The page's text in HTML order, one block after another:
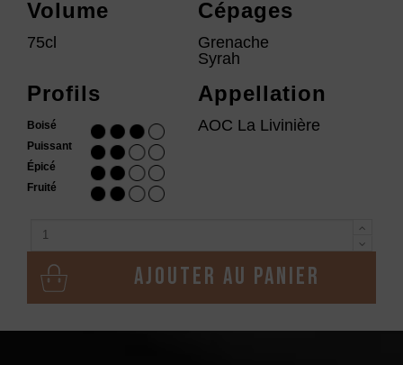
Volume
75cl
Cépages
Grenache
Syrah
Profils
Boisé
Puissant
Épicé
Fruité
Appellation
AOC La Livinière
Ajouter au panier